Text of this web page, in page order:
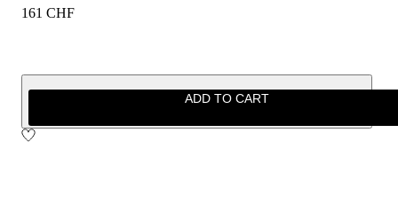
161 CHF
ADD TO CART